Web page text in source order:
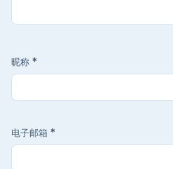
昵称 *
电子邮箱 *